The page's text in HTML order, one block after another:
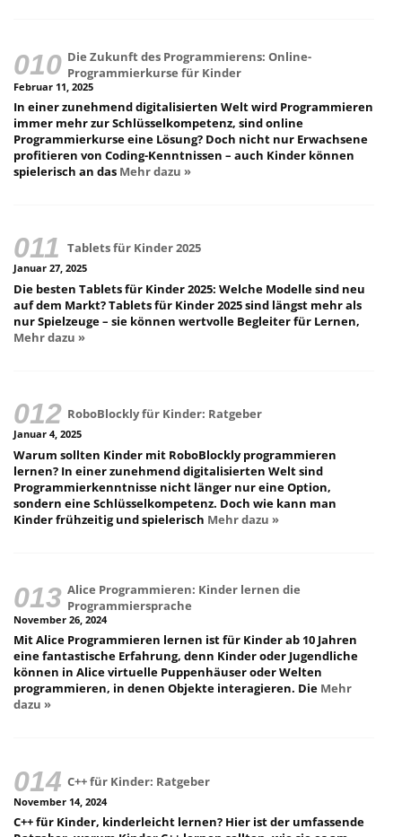
Die Zukunft des Programmierens: Online-
Programmierkurse für Kinder
Februar 11, 2025
In einer zunehmend digitalisierten Welt wird Programmieren
immer mehr zur Schlüsselkompetenz, sind online
Programmierkurse eine Lösung? Doch nicht nur Erwachsene
profitieren von Coding-Kenntnissen – auch Kinder können
spielerisch an das Mehr dazu »
Tablets für Kinder 2025
Januar 27, 2025
Die besten Tablets für Kinder 2025: Welche Modelle sind neu
auf dem Markt? Tablets für Kinder 2025 sind längst mehr als
nur Spielzeuge – sie können wertvolle Begleiter für Lernen,
Mehr dazu »
RoboBlockly für Kinder: Ratgeber
Januar 4, 2025
Warum sollten Kinder mit RoboBlockly programmieren
lernen? In einer zunehmend digitalisierten Welt sind
Programmierkenntnisse nicht länger nur eine Option,
sondern eine Schlüsselkompetenz. Doch wie kann man
Kinder frühzeitig und spielerisch Mehr dazu »
Alice Programmieren: Kinder lernen die
Programmiersprache
November 26, 2024
Mit Alice Programmieren lernen ist für Kinder ab 10 Jahren
eine fantastische Erfahrung, denn Kinder oder Jugendliche
können in Alice virtuelle Puppenhäuser oder Welten
programmieren, in denen Objekte interagieren. Die Mehr
dazu »
C++ für Kinder: Ratgeber
November 14, 2024
C++ für Kinder, kinderleicht lernen? Hier ist der umfassende